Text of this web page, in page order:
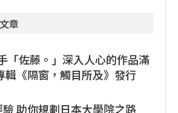
章
「佐藤。」深入人心的作品滿
輯《隔窗，觸目所及》發行
助你規劃日本大學院之路